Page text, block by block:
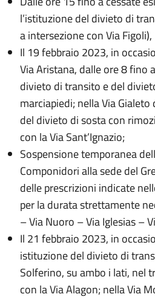
l’istituzione del divieto di
a intersezione con Via
Il 19 febbraio 2023, in
Via Aristana, dalle ore 8 fino
divieto di transito e del
marciapiedi; nella Via
del divieto di sosta con
con la Via Sant’Ignazio;
Sospensione temporanea
Componidori alla sede del
delle prescrizioni indicate
per la durata strettamente
– Via Nuoro – Via Iglesias –
Il 21 febbraio 2023, in
istituzione del divieto di
Solferino, su ambo i lati, nel
con la Via Alagon; nella Via